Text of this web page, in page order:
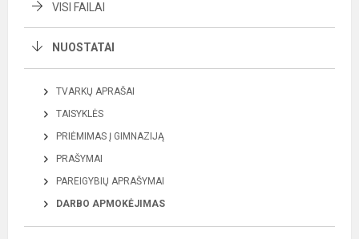
VISI FAILAI
NUOSTATAI
TVARKŲ APRAŠAI
TAISYKLĖS
PRIĖMIMAS Į GIMNAZIJĄ
PRAŠYMAI
PAREIGYBIŲ APRAŠYMAI
DARBO APMOKĖJIMAS